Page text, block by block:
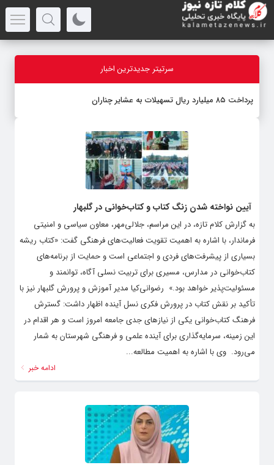
سرتیتر جدیدترین اخبار
پرداخت ۸۵ میلیارد ریال تسهیلات به عشایر چناران
آیین نواخته شدن زنگ کتاب و کتاب‌خوانی در گلبهار
به گزارش کلام تازه، در این مراسم، جلالی‌مهر، معاون سیاسی و امنیتی
فرماندار، با اشاره به اهمیت تقویت فعالیت‌های فرهنگی گفت: «کتاب ریشه
بسیاری از پیشرفت‌های فردی و اجتماعی است و حمایت از برنامه‌های
کتاب‌خوانی در مدارس، مسیری برای تربیت نسلی آگاه، توانمند و
مسئولیت‌پذیر خواهد بود.» ‌ رضوانی‌کیا مدیر آموزش و پرورش گلبهار نیز با
تأکید بر نقش کتاب در پرورش فکری نسل آینده اظهار داشت: گسترش
فرهنگ کتاب‌خوانی یکی از نیازهای جدی جامعه امروز است و هر اقدام در
این زمینه، سرمایه‌گذاری برای آینده علمی و فرهنگی شهرستان به شمار
می‌رود. ‌ وی با اشاره به اهمیت مطالعه...
ادامه خبر